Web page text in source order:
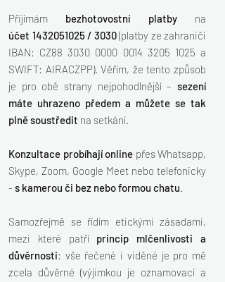
Přijímám bezhotovostní platby na
účet 1432051025/ 3030(platby ze zahraničí
IBAN: CZ88 3030 0000 0014 3205 1025 a
SWIFT: AIRACZPP). Věřím, že tento způsob
je pro obě strany nejpohodlnější – sezení
máte uhrazeno předem a můžete se tak
plně soustředit na setkání.
Konzultace probíhají online přes Whatsapp,
Skype, Zoom, Google Meet nebo telefonicky
- s kamerou či bez nebo formou chatu.
Samozřejmě se řídím etickými zásadami,
mezi které patří princip mlčenlivosti a
důvěrnosti: vše řečené i viděné je pro mě
zcela důvěrné (výjimkou je oznamovací a